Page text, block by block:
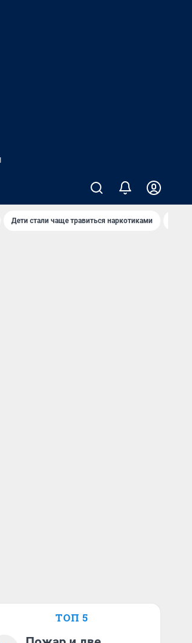
Дети стали чаще травиться наркотиками
ТОП 5